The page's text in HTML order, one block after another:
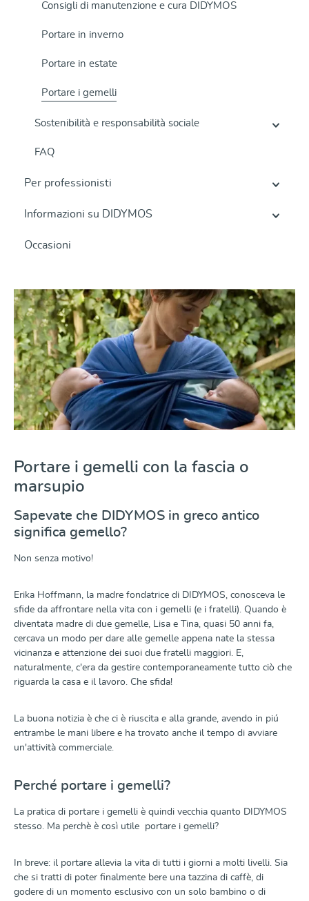
Consigli di manutenzione e cura DIDYMOS
Portare in inverno
Portare in estate
Portare i gemelli
Sostenibilità e responsabilità sociale
FAQ
Per professionisti
Informazioni su DIDYMOS
Occasioni
Portare i gemelli con la fascia o
marsupio
Sapevate che DIDYMOS in greco antico
significa gemello?
Non senza motivo!
Erika Hoffmann, la madre fondatrice di DIDYMOS, conosceva le
sfide da affrontare nella vita con i gemelli (e i fratelli). Quando è
diventata madre di due gemelle, Lisa e Tina, quasi 50 anni fa,
cercava un modo per dare alle gemelle appena nate la stessa
vicinanza e attenzione dei suoi due fratelli maggiori. E,
naturalmente, c'era da gestire contemporaneamente tutto ciò che
riguarda la casa e il lavoro. Che sfida!
La buona notizia è che ci è riuscita e alla grande, avendo in piú
entrambe le mani libere e ha trovato anche il tempo di avviare
un'attività commerciale.
Perché portare i gemelli?
La pratica di portare i gemelli è quindi vecchia quanto DIDYMOS
stesso. Ma perchè è così utile portare i gemelli?
In breve: il portare allevia la vita di tutti i giorni a molti livelli. Sia
che si tratti di poter finalmente bere una tazzina di caffè, di
godere di un momento esclusivo con un solo bambino o di